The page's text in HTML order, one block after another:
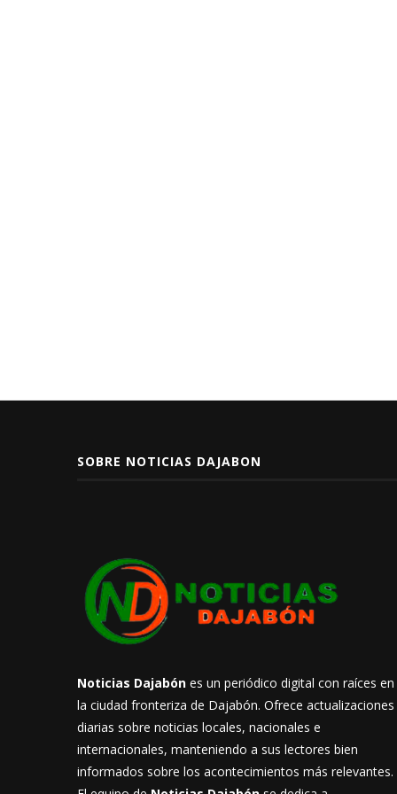
SOBRE NOTICIAS DAJABON
Noticias Dajabón es un periódico digital con raíces en
la ciudad fronteriza de Dajabón. Ofrece actualizaciones
diarias sobre noticias locales, nacionales e
internacionales, manteniendo a sus lectores bien
informados sobre los acontecimientos más relevantes.